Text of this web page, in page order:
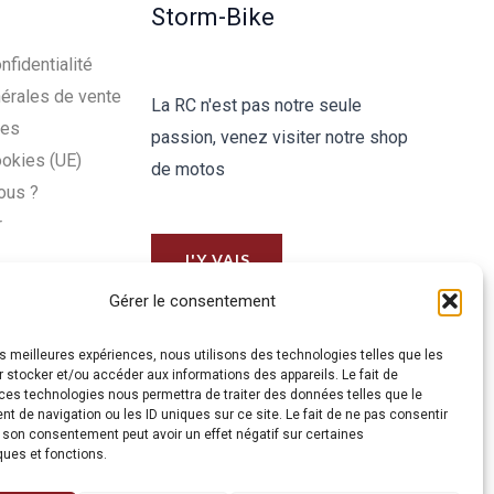
Gérer le consentement
meilleures expériences, nous utilisons des technologies telles que les
stocker et/ou accéder aux informations des appareils. Le fait de
technologies nous permettra de traiter des données telles que le
de navigation ou les ID uniques sur ce site. Le fait de ne pas consentir
son consentement peut avoir un effet négatif sur certaines
et fonctions.
de vente
(UE)
?
Storm-Bike
La RC n'est pas notre seule
passion, venez visiter notre shop
de motos
J'Y VAIS